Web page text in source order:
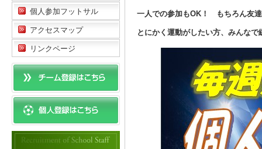
一人での参加もOK ！ もちろん友
とにかく運動がしたい方、 みんなで
個人参加フットサル
アクセスマップ
リンクページ